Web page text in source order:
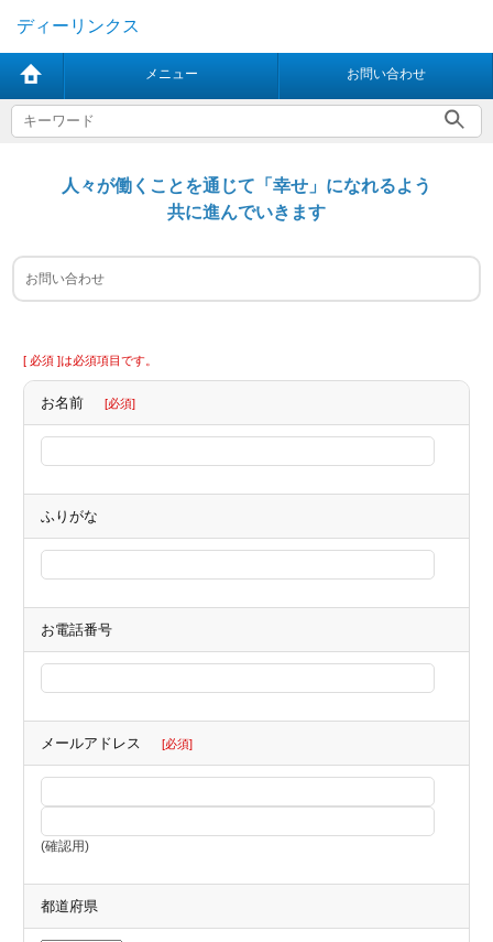
ディーリンクス
メニュー お問い合わせ
人々が働くことを通じて「幸せ」になれるよう
共に進んでいきます
お問い合わせ
[ 必須 ]は必須項目です。
お名前 [必須]
ふりがな
お電話番号
メールアドレス [必須]
(確認用)
都道府県